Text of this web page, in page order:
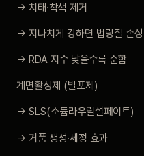
→ 치태·착색 제거
→ 지나치게 강하면 법랑질 손상
→ RDA 지수 낮을수록 순함
계면활성제 (발포제)
→ SLS(소듐라우릴설페이트)
→ 거품 생성·세정 효과